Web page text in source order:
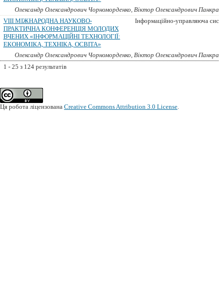
Олександр Олександрович Чорноморденко, Віктор Олександрович
VIII МІЖНАРОДНА НАУКОВО-
ПРАКТИЧНА КОНФЕРЕНЦІЯ МОЛОДИХ
ВЧЕНИХ «ІНФОРМАЦІЙНІ ТЕХНОЛОГІЇ:
ЕКОНОМІКА, ТЕХНІКА, ОСВІТА»
Інформаційно-управляюча
Олександр Олександрович Чорноморденко, Віктор Олександрович
1 - 25 з 124 результатів
Ця робота ліцензована Creative Commons Attribution 3.0 License